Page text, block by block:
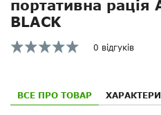
портативна рація
BLACK
0 відгуків
ВСЕ ПРО ТОВАР